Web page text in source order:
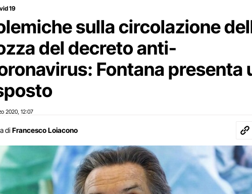
19
sulla circolazione
del decreto anti-
Fontana presenta
2020 12:07
di Francesco Loiacono